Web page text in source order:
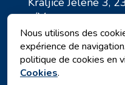
n/M
Croatie
Numéro de TVA:
ID: HR-AB-23-
0650676
Nous utilisons des
expérience de
politique de cookies en
Cookies.